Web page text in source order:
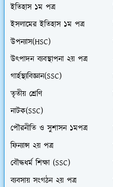
ইতিহাস ১ম পত্র
ইসলামের ইতিহাস ১ম পত্র
উপন্যাস(HSC)
উৎপাদন ব্যবস্থাপনা ২য় পত্র
গার্হস্থ্যবিজ্ঞান(SSC)
তৃতীয় শ্রেণি
নাটক(SSC)
পৌরনীতি ও সুশাসন ১মপত্র
ফিন্যান্স ২য় পত্র
বৌদ্ধধর্ম শিক্ষা (SSC)
ব্যবসায় সংগঠন ২য় পত্র